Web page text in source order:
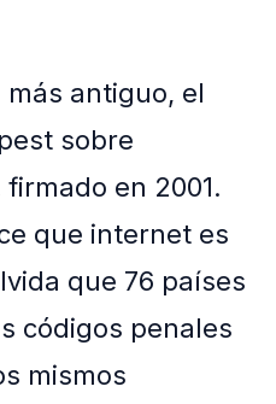
antiguo, el
sobre
en 2001.
que internet es
que 76 países
códigos penales
mismos